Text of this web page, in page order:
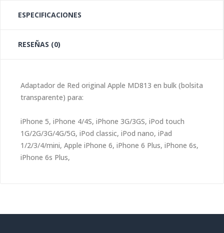
ESPECIFICACIONES
RESEÑAS (0)
Adaptador de Red original Apple MD813 en bulk (bolsita
transparente) para:
iPhone 5, iPhone 4/4S, iPhone 3G/3GS, iPod touch
1G/2G/3G/4G/5G, iPod classic, iPod nano, iPad
1/2/3/4/mini, Apple iPhone 6, iPhone 6 Plus, iPhone 6s,
iPhone 6s Plus,